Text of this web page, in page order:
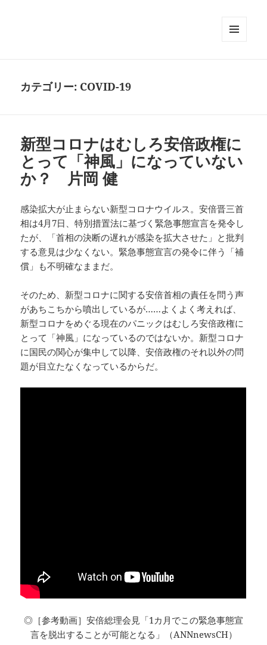
カテゴリー: COVID-19
新型コロナはむしろ安倍政権に
とって「神風」になっていない
か？ 片岡 健
感染拡大が止まらない新型コロナウイルス。安倍晋三首
相は4月7日、特別措置法に基づく緊急事態宣言を発令し
たが、「首相の決断の遅れが感染を拡大させた」と批判
する意見は少なくない。緊急事態宣言の発令に伴う「補
償」も不明確なままだ。
そのため、新型コロナに関する安倍首相の責任を問う声
があちこちから噴出しているが……よくよく考えれば、
新型コロナをめぐる現在のパニックはむしろ安倍政権に
とって「神風」になっているのではないか。新型コロナ
に国民の関心が集中して以降、安倍政権のそれ以外の問
題が目立たなくなっているからだ。
◎［参考動画］安倍総理会見「1カ月でこの緊急事態宣
言を脱出することが可能となる」（ANNnewsCH）